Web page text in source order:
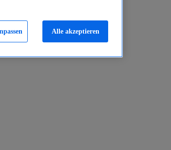
Alle akzeptieren